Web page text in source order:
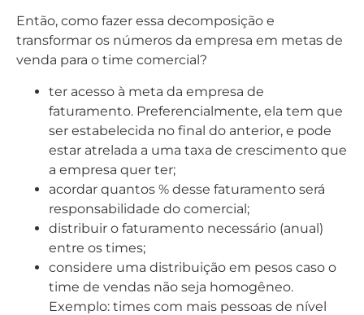
Então, como fazer essa decomposição e
transformar os números da empresa em metas de
venda para o time comercial?
ter acesso à meta da empresa de
faturamento. Preferencialmente, ela tem que
ser estabelecida no final do anterior, e pode
estar atrelada a uma taxa de crescimento que
a empresa quer ter;
acordar quantos % desse faturamento será
responsabilidade do comercial;
distribuir o faturamento necessário (anual)
entre os times;
considere uma distribuição em pesos caso o
time de vendas não seja homogêneo.
Exemplo: times com mais pessoas de nível